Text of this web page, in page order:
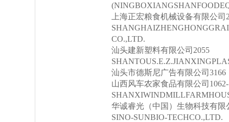
上海正宏粮食机械设备有限公司
CO.,LTD.
汕头建新塑料有限公司2055
汕头市德斯尼广告有限公司3166
山西风车农家食品有限公司1062-
华诚睿光（中国）生物科技有限
SINO-SUNBIO-TECHCO.,LTD.